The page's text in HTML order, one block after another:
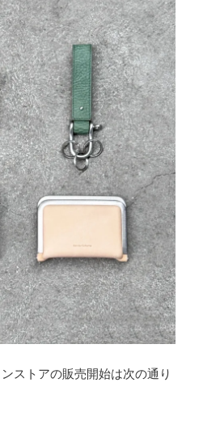
ストアの販売開始は次の通り